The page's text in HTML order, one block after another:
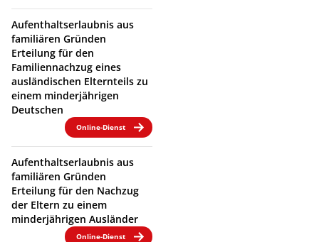
Aufenthaltserlaubnis aus
familiären Gründen
Erteilung für den
Familiennachzug eines
ausländischen Elternteils zu
einem minderjährigen
Deutschen
Online-Dienst
Aufenthaltserlaubnis aus
familiären Gründen
Erteilung für den Nachzug
der Eltern zu einem
minderjährigen Ausländer
Online-Dienst